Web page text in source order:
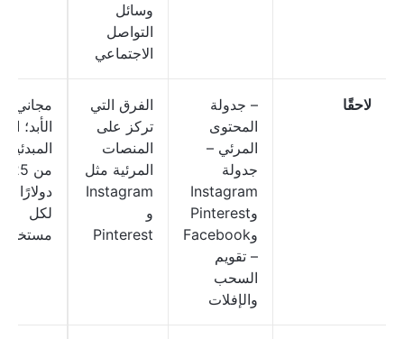
وسائل
التواصل
الاجتماعي
لاحقًا
– جدولة
المحتوى
المرئي –
جدولة
Instagram
وPinterest
وFacebook
– تقويم
السحب
والإفلات
الفرق التي
تركز على
المنصات
المرئية مثل
Instagram
و
Pinterest
مجاني
الأبد؛
المبدئية:
من 25
دولارًا
لكل
مستخدم